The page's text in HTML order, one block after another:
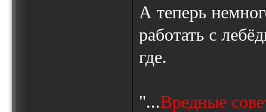
А теперь
работать с
где.
"...Вредные